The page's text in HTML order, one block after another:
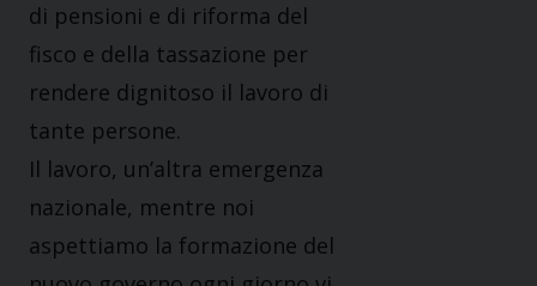
di pensioni e di riforma del
fisco e della tassazione per
rendere dignitoso il lavoro di
tante persone.
Il lavoro, un’altra emergenza
nazionale, mentre noi
aspettiamo la formazione del